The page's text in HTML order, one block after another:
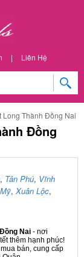
| Liên Hệ
Long Thành Đồng Nai
Đồng
, Tân Phú, Vĩnh
, Xuân Lộc,
Nai - nơi
thêm hạnh phúc!
bán, cung cấp